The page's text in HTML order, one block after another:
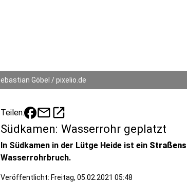
Sebastian Göbel / pixelio.de
Teilen: mailopen_in_new
Südkamen: Wasserrohr geplatzt
In Südkamen in der Lütge Heide ist ein
Wasserrohrbruch.
Veröffentlicht: Freitag, 05.02.2021 05:48